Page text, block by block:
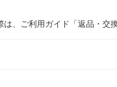
は、ご利用ガイド「返品・交